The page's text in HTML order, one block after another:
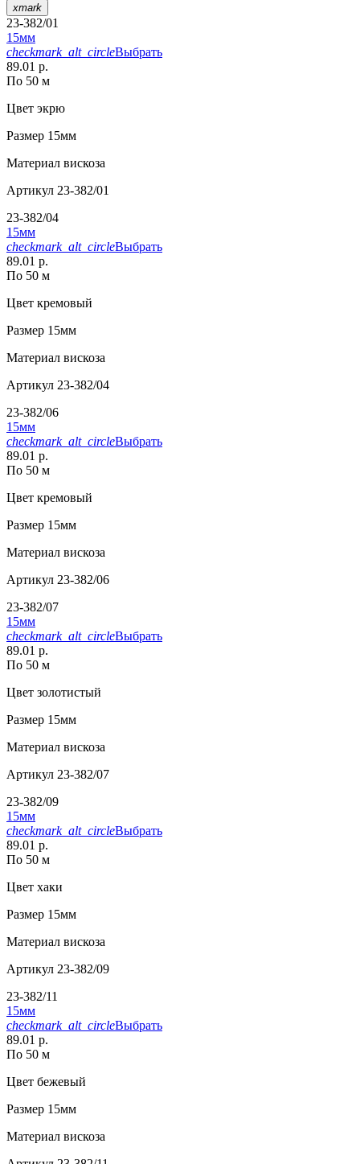
xmark
23-382/01
15мм
checkmark_alt_circleВыбрать
89.01 р.
По 50 м
Цвет экрю
Размер 15мм
Материал вискоза
Артикул 23-382/01
23-382/04
15мм
checkmark_alt_circleВыбрать
89.01 р.
По 50 м
Цвет кремовый
Размер 15мм
Материал вискоза
Артикул 23-382/04
23-382/06
15мм
checkmark_alt_circleВыбрать
89.01 р.
По 50 м
Цвет кремовый
Размер 15мм
Материал вискоза
Артикул 23-382/06
23-382/07
15мм
checkmark_alt_circleВыбрать
89.01 р.
По 50 м
Цвет золотистый
Размер 15мм
Материал вискоза
Артикул 23-382/07
23-382/09
15мм
checkmark_alt_circleВыбрать
89.01 р.
По 50 м
Цвет хаки
Размер 15мм
Материал вискоза
Артикул 23-382/09
23-382/11
15мм
checkmark_alt_circleВыбрать
89.01 р.
По 50 м
Цвет бежевый
Размер 15мм
Материал вискоза